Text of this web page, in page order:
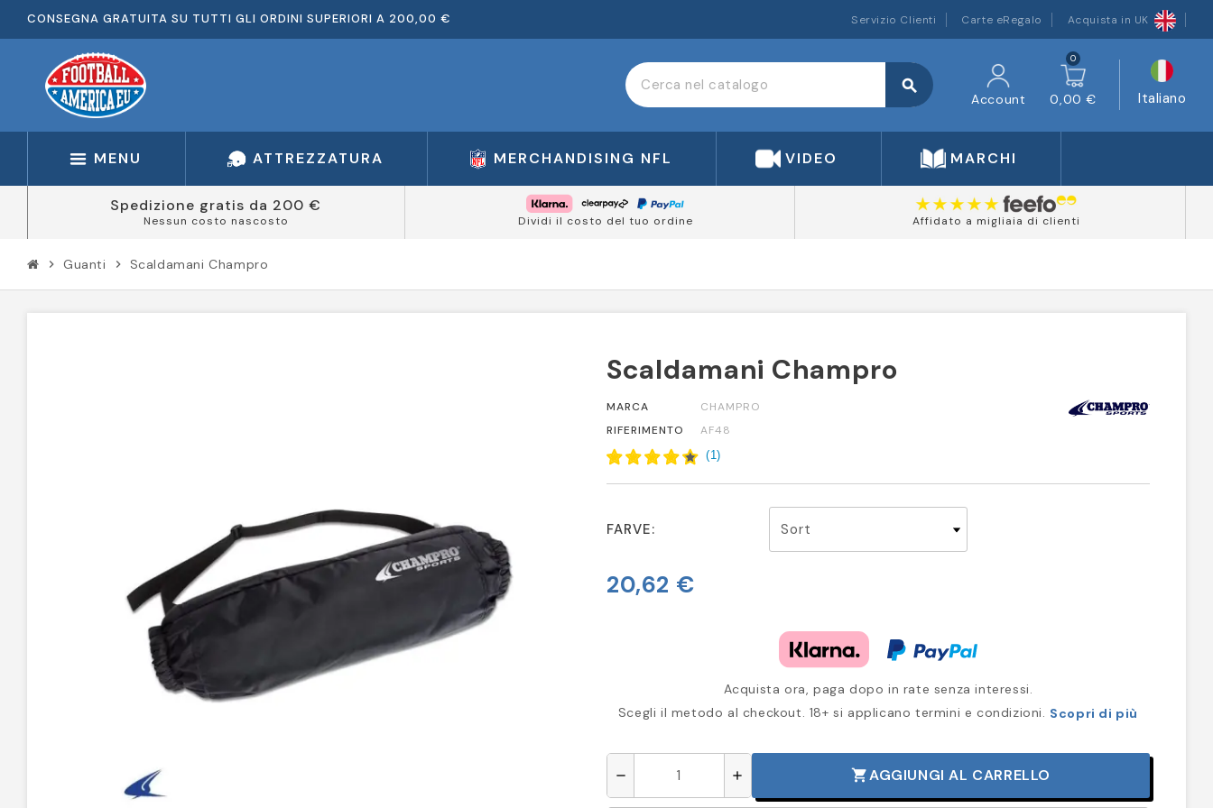
CONSEGNA GRATUITA SU TUTTI GLI ORDINI SUPERIORI A 200,00 € Servizio Clienti Carte eRegalo Acquista in UK
search
Account
0
0,00 € Italiano
MENU ATTREZZATURA MERCHANDISING NFL VIDEO MARCHI
Spedizione gratis da 200 €
Nessun costo nascosto Dividi il costo del tuo ordine Affidato a migliaia di clienti
chevron_right Guanti chevron_right Scaldamani Champro
Scaldamani Champro
MARCA
CHAMPRO
RIFERIMENTO
AF48
(1)
FARVE:
20,62 €
Acquista ora, paga dopo in rate senza interessi.
Scegli il metodo al checkout. 18+ si applicano termini e condizioni. Scopri di più
remove add shopping_cartAGGIUNGI AL CARRELLO